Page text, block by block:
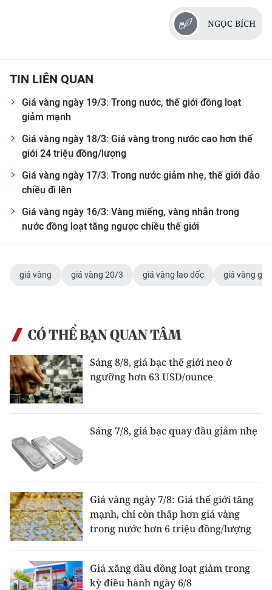
NGỌC BÍCH
TIN LIÊN QUAN
Giá vàng ngày 19/3: Trong nước, thế giới đồng loạt
giảm mạnh
Giá vàng ngày 18/3: Giá vàng trong nước cao hơn thế
giới 24 triệu đồng/lượng
Giá vàng ngày 17/3: Trong nước giảm nhẹ, thế giới đảo
chiều đi lên
Giá vàng ngày 16/3: Vàng miếng, vàng nhẫn trong
nước đồng loạt tăng ngược chiều thế giới
giá vàng giá vàng 20/3 giá vàng lao dốc giá vàng
CÓ THỂ BẠN QUAN TÂM
Sáng 8/8, giá bạc thế giới neo ở
ngưỡng hơn 63 USD/ounce
Sáng 7/8, giá bạc quay đầu giảm nhẹ
Giá vàng ngày 7/8: Giá thế giới tăng
mạnh, chỉ còn thấp hơn giá vàng
trong nước hơn 6 triệu đồng/lượng
Giá xăng dầu đồng loạt giảm trong
kỳ điều hành ngày 6/8